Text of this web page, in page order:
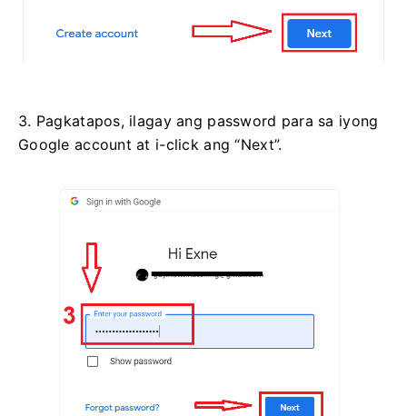
3. Pagkatapos, ilagay ang password para sa iyong
Google account at i-click ang “Next”.